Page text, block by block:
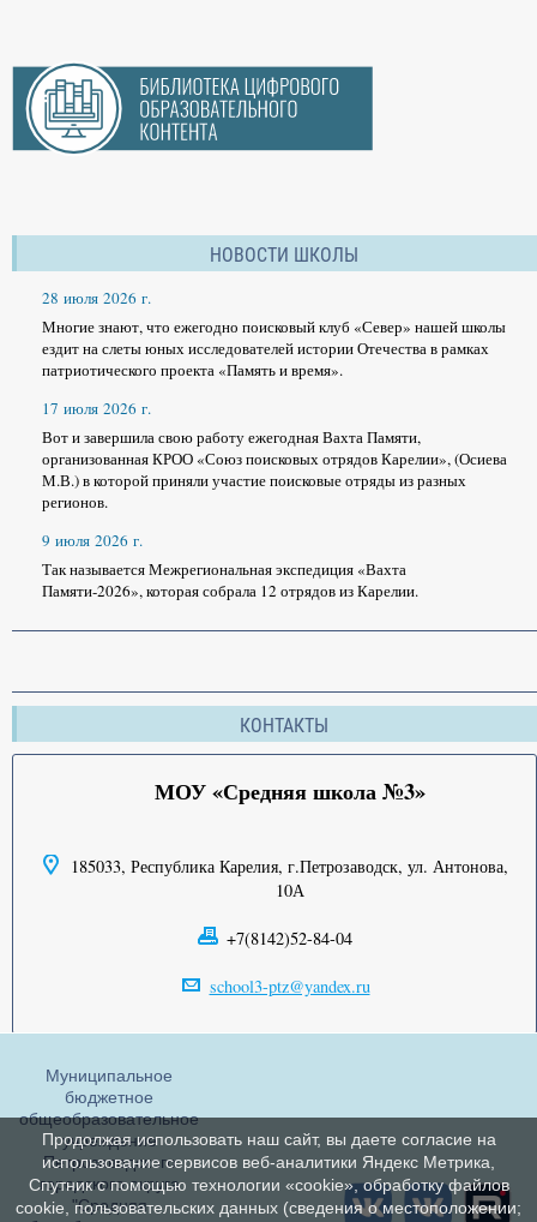
НОВОСТИ ШКОЛЫ
28 июля 2026 г.
Многие знают, что ежегодно поисковый клуб «Север» нашей школы
ездит на слеты юных исследователей истории Отечества в рамках
патриотического проекта «Память и время».
17 июля 2026 г.
Вот и завершила свою работу ежегодная Вахта Памяти,
организованная КРОО «Союз поисковых отрядов Карелии», (Осиева
М.В.) в которой приняли участие поисковые отряды из разных
регионов.
9 июля 2026 г.
Так называется Межрегиональная экспедиция «Вахта
Памяти-2026», которая собрала 12 отрядов из Карелии.
КОНТАКТЫ
МОУ «Средняя школа №3»
185033, Республика Карелия, г.Петрозаводск, ул. Антонова,
10А
+7(8142)52-84-04
school3-ptz@yandex.ru
Муниципальное
бюджетное
общеобразовательное
учреждение
Петрозаводского
городского округа
"Средняя
Продолжая использовать наш сайт, вы даете согласие на
использование сервисов веб-аналитики Яндекс Метрика,
Спутник с помощью технологии «cookie», обработку файлов
cookie, пользовательских данных (сведения о местоположении;